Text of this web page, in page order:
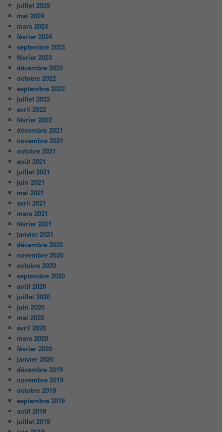
juillet 2025
mai 2024
mars 2024
février 2024
septembre 2023
février 2023
décembre 2022
octobre 2022
septembre 2022
juillet 2022
avril 2022
février 2022
décembre 2021
novembre 2021
octobre 2021
août 2021
juillet 2021
juin 2021
mai 2021
avril 2021
mars 2021
février 2021
janvier 2021
décembre 2020
novembre 2020
octobre 2020
septembre 2020
août 2020
juillet 2020
juin 2020
mai 2020
avril 2020
mars 2020
février 2020
janvier 2020
décembre 2019
novembre 2019
octobre 2019
septembre 2019
août 2019
juillet 2019